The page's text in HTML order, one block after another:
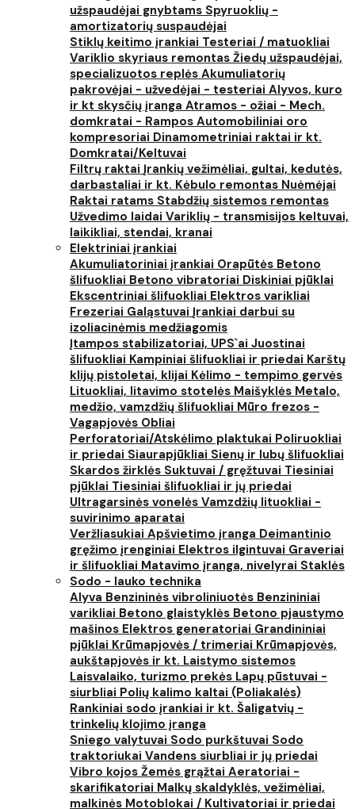
užspaudėjai gnybtams Spyruoklių -
amortizatorių suspaudėjai
Stiklų keitimo įrankiai Testeriai / matuokliai
Variklio skyriaus remontas Žiedų užspaudėjai,
specializuotos replės Akumuliatorių
pakrovėjai - užvedėjai - testeriai Alyvos, kuro
ir kt skysčių įranga Atramos - ožiai - Mech.
domkratai - Rampos Automobiliniai oro
kompresoriai Dinamometriniai raktai ir kt.
Domkratai/Keltuvai
Filtrų raktai Įrankių vežimėliai, gultai, kedutės,
darbastaliai ir kt. Kėbulo remontas Nuėmėjai
Raktai ratams Stabdžių sistemos remontas
Užvedimo laidai Variklių - transmisijos keltuvai,
laikikliai, stendai, kranai
Elektriniai įrankiai
Akumuliatoriniai įrankiai Orapūtės Betono
šlifuokliai Betono vibratoriai Diskiniai pjūklai
Ekscentriniai šlifuokliai Elektros varikliai
Frezeriai Galąstuvai Įrankiai darbui su
izoliacinėmis medžiagomis
Įtampos stabilizatoriai, UPS`ai Juostinai
šlifuokliai Kampiniai šlifuokliai ir priedai Karštų
klijų pistoletai, klijai Kėlimo - tempimo gervės
Lituokliai, litavimo stotelės Maišyklės Metalo,
medžio, vamzdžių šlifuokliai Mūro frezos -
Vagapjovės Obliai
Perforatoriai/Atskėlimo plaktukai Poliruokliai
ir priedai Siaurapjūkliai Sienų ir lubų šlifuokliai
Skardos žirklės Suktuvai / gręžtuvai Tiesiniai
pjūklai Tiesiniai šlifuokliai ir jų priedai
Ultragarsinės vonelės Vamzdžių lituokliai -
suvirinimo aparatai
Veržliasukiai Apšvietimo įranga Deimantinio
gręžimo įrenginiai Elektros ilgintuvai Graveriai
ir šlifuokliai Matavimo įranga, nivelyrai Staklės
Sodo - lauko technika
Alyva Benzininės vibroliniuotės Benzininiai
varikliai Betono glaistyklės Betono pjaustymo
mašinos Elektros generatoriai Grandininiai
pjūklai Krūmapjovės / trimeriai Krūmapjovės,
aukštapjovės ir kt. Laistymo sistemos
Laisvalaiko, turizmo prekės Lapų pūstuvai -
siurbliai Polių kalimo kaltai (Poliakalės)
Rankiniai sodo įrankiai ir kt. Šaligatvių -
trinkelių klojimo įranga
Sniego valytuvai Sodo purkštuvai Sodo
traktoriukai Vandens siurbliai ir jų priedai
Vibro kojos Žemės grąžtai Aeratoriai -
skarifikatoriai Malkų skaldyklės, vežimėliai,
malkinės Motoblokai / Kultivatoriai ir priedai